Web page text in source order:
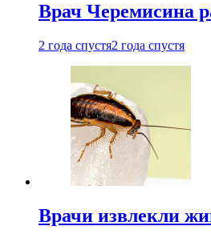
Врач Черемисина
2 года спустя2 года спустя
Врачи извлекли